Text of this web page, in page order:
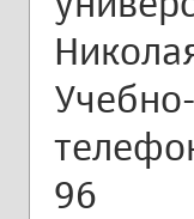
96